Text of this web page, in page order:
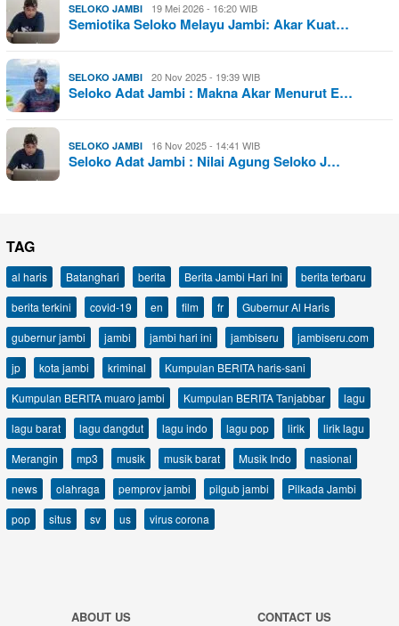
SELOKO JAMBI 19 Mei 2026 - 16:20 WIB
Semiotika Seloko Melayu Jambi: Akar Kuat…
SELOKO JAMBI 20 Nov 2025 - 19:39 WIB
Seloko Adat Jambi : Makna Akar Menurut E…
SELOKO JAMBI 16 Nov 2025 - 14:41 WIB
Seloko Adat Jambi : Nilai Agung Seloko J…
TAG
al haris Batanghari berita Berita Jambi Hari Ini
berita terbaru
berita terkini
covid-19 en film fr
Gubernur Al Haris
gubernur jambi
jambi jambi hari ini jambiseru
jambiseru.com
jp
kota jambi kriminal
Kumpulan BERITA haris-sani
Kumpulan BERITA muaro jambi
Kumpulan BERITA Tanjabbar
lagu
lagu barat
lagu dangdut lagu indo lagu pop lirik
lirik lagu
Merangin
mp3 musik musik barat Musik Indo
nasional
news
olahraga pemprov jambi pilgub jambi
Pilkada Jambi
pop
situs sv us virus corona
ABOUT US CONTACT US